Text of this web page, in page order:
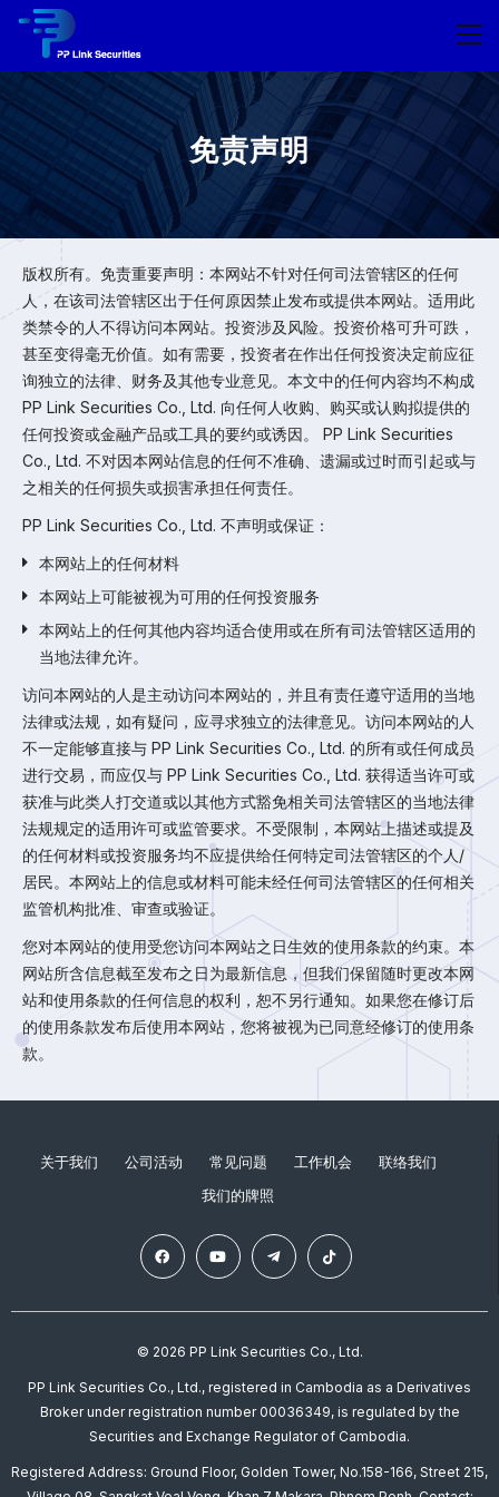
免责声明
版权所有。免责重要声明：本网站不针对任何司法管辖区的任何
人，在该司法管辖区出于任何原因禁止发布或提供本网站。适用此
类禁令的人不得访问本网站。投资涉及风险。投资价格可升可跌，
甚至变得毫无价值。如有需要，投资者在作出任何投资决定前应征
询独立的法律、财务及其他专业意见。本文中的任何内容均不构成
PP Link Securities Co., Ltd. 向任何人收购、购买或认购拟提供的
任何投资或金融产品或工具的要约或诱因。 PP Link Securities
Co., Ltd. 不对因本网站信息的任何不准确、遗漏或过时而引起或与
之相关的任何损失或损害承担任何责任。
PP Link Securities Co., Ltd. 不声明或保证：
本网站上的任何材料
本网站上可能被视为可用的任何投资服务
本网站上的任何其他内容均适合使用或在所有司法管辖区适用的
当地法律允许。
访问本网站的人是主动访问本网站的，并且有责任遵守适用的当地
法律或法规，如有疑问，应寻求独立的法律意见。访问本网站的人
不一定能够直接与 PP Link Securities Co., Ltd. 的所有或任何成员
进行交易，而应仅与 PP Link Securities Co., Ltd. 获得适当许可或
获准与此类人打交道或以其他方式豁免相关司法管辖区的当地法律
法规规定的适用许可或监管要求。不受限制，本网站上描述或提及
的任何材料或投资服务均不应提供给任何特定司法管辖区的个人/
居民。本网站上的信息或材料可能未经任何司法管辖区的任何相关
监管机构批准、审查或验证。
您对本网站的使用受您访问本网站之日生效的使用条款的约束。本
网站所含信息截至发布之日为最新信息，但我们保留随时更改本网
站和使用条款的任何信息的权利，恕不另行通知。如果您在修订后
的使用条款发布后使用本网站，您将被视为已同意经修订的使用条
款。
关于我们 公司活动 常见问题 工作机会
联络我们
我们的牌照
© 2026 PP Link Securities Co., Ltd.
PP Link Securities Co., Ltd., registered in Cambodia as a Derivatives
Broker under registration number 00036349, is regulated by the
Securities and Exchange Regulator of Cambodia.
Registered Address: Ground Floor, Golden Tower, No.158-166, Street 215,